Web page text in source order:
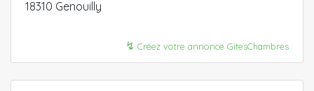
18310 Genouilly
↯ Créez votre annonce GitesChambres